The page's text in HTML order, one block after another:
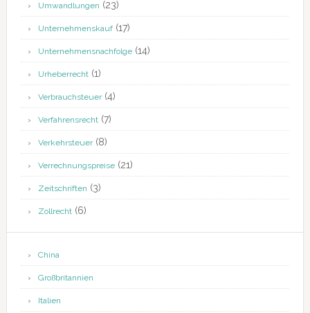
Umwandlungen (23)
Unternehmenskauf(17)
Unternehmensnachfolge(14)
Urheberrecht(1)
Verbrauchsteuer(4)
Verfahrensrecht(7)
Verkehrsteuer(8)
Verrechnungspreise(21)
Zeitschriften (3)
Zollrecht(6)
China
Großbritannien
Italien